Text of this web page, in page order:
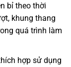
bỉ theo thời
khung thang
quá trình làm
hợp sử dụng